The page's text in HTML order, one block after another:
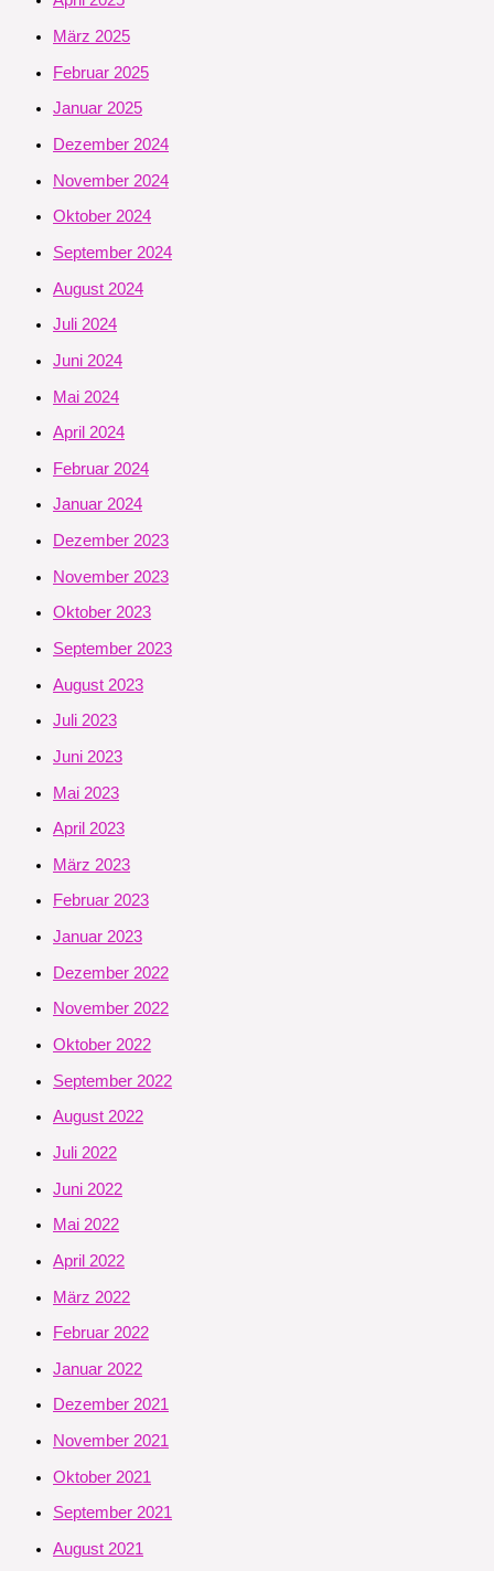
März 2025
Februar 2025
Januar 2025
Dezember 2024
November 2024
Oktober 2024
September 2024
August 2024
Juli 2024
Juni 2024
Mai 2024
April 2024
Februar 2024
Januar 2024
Dezember 2023
November 2023
Oktober 2023
September 2023
August 2023
Juli 2023
Juni 2023
Mai 2023
April 2023
März 2023
Februar 2023
Januar 2023
Dezember 2022
November 2022
Oktober 2022
September 2022
August 2022
Juli 2022
Juni 2022
Mai 2022
April 2022
März 2022
Februar 2022
Januar 2022
Dezember 2021
November 2021
Oktober 2021
September 2021
August 2021